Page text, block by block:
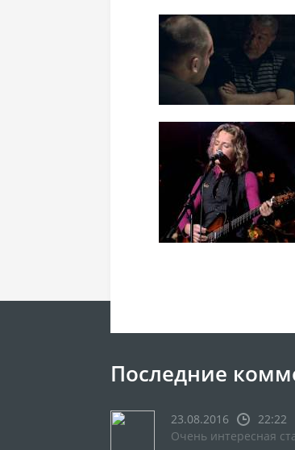
Последние
23.08.2016
22:22
Очень интересная